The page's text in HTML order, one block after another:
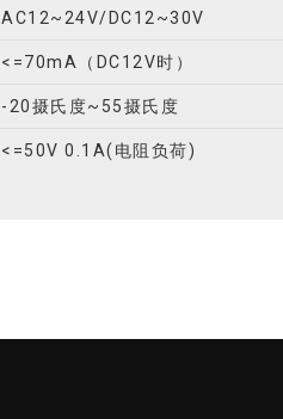
AC12~24V/DC12~30V
<=70mA（DC12V时）
-20摄氏度~55摄氏度
<=50V 0.1A(电阻负荷)